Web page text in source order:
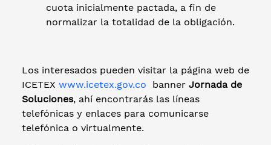
cuota inicialmente pactada, a fin de
normalizar la totalidad de la obligación.
Los interesados pueden visitar la página web de
ICETEX www.icetex.gov.co banner Jornada de
Soluciones, ahí encontrarás las líneas
telefónicas y enlaces para comunicarse
telefónica o virtualmente.